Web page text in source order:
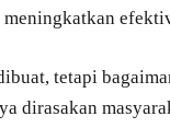
tetapi
dirasakan